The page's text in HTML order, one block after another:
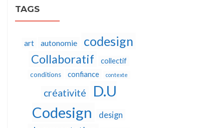
TAGS
art autonomie codesign
Collaboratif collectif
conditions confiance contexte
créativité
D.U
Codesign
design